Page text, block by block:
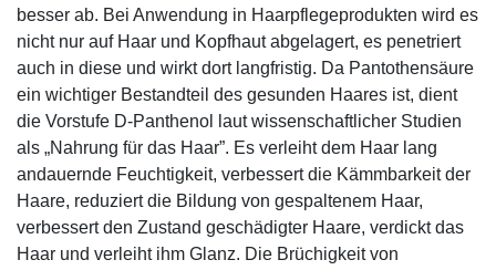
besser ab. Bei Anwendung in Haarpflegeprodukten wird es
nicht nur auf Haar und Kopfhaut abgelagert, es penetriert
auch in diese und wirkt dort langfristig. Da Pantothensäure
ein wichtiger Bestandteil des gesunden Haares ist, dient
die Vorstufe D-Panthenol laut wissenschaftlicher Studien
als „Nahrung für das Haar”. Es verleiht dem Haar lang
andauernde Feuchtigkeit, verbessert die Kämmbarkeit der
Haare, reduziert die Bildung von gespaltenem Haar,
verbessert den Zustand geschädigter Haare, verdickt das
Haar und verleiht ihm Glanz. Die Brüchigkeit von